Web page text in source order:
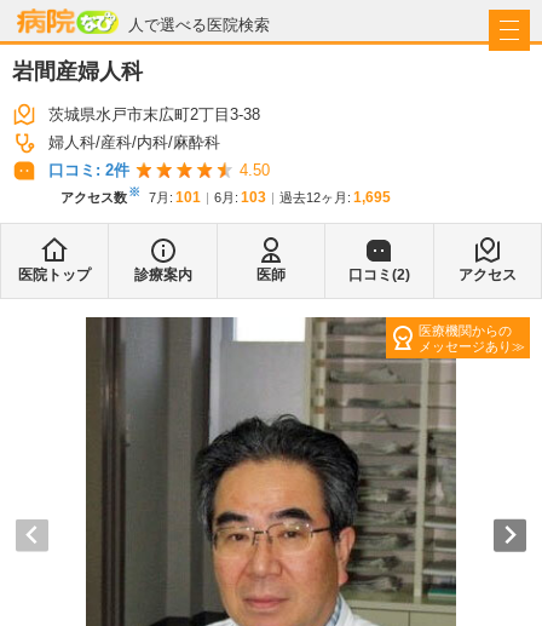
人で選べる医院検索
病院なび
岩間産婦人科
茨城県水戸市末広町2丁目3-38
婦人科 産科 内科 麻酔科
口コミ: 2件 4.50
アクセス数※ 7月 : 101 6月 : 103 過去12ヶ月: 1,695
医院トップ 診療案内 医師 口コミ(2) アクセス
医療機関からの
メッセージあり